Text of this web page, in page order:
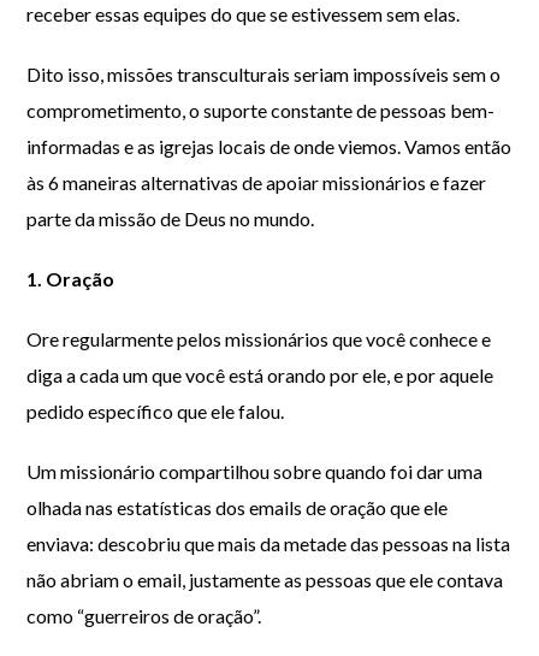
receber essas equipes do que se estivessem sem elas.
Dito isso, missões transculturais seriam impossíveis sem o
comprometimento, o suporte constante de pessoas bem-
informadas e as igrejas locais de onde viemos. Vamos então
às 6 maneiras alternativas de apoiar missionários e fazer
parte da missão de Deus no mundo.
1. Oração
Ore regularmente pelos missionários que você conhece e
diga a cada um que você está orando por ele, e por aquele
pedido específico que ele falou.
Um missionário compartilhou sobre quando foi dar uma
olhada nas estatísticas dos emails de oração que ele
enviava: descobriu que mais da metade das pessoas na lista
não abriam o email, justamente as pessoas que ele contava
como “guerreiros de oração”.